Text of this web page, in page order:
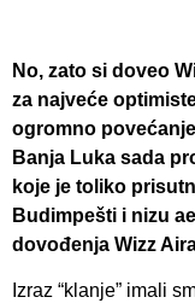
No, zato si doveo
za najveće
ogromno
Banja Luka sada
koje je toliko
Budimpešti i nizu
dovođenja Wizz
Izraz “klanje” imali